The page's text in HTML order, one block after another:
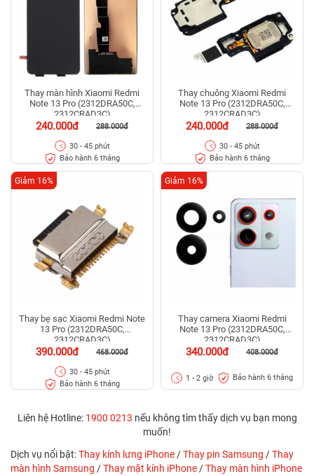
Thay màn hình Xiaomi Redmi
Note 13 Pro (2312DRA50C,
2312CRAD3C)
240.000đ 288.000đ
30 - 45 phút
Bảo hành 6 tháng
Thay chuông Xiaomi Redmi
Note 13 Pro (2312DRA50C,
2312CRAD3C)
240.000đ 288.000đ
30 - 45 phút
Bảo hành 6 tháng
Thay bẹ sạc Xiaomi Redmi Note
13 Pro (2312DRA50C,
2312CRAD3C)
390.000đ 468.000đ
Giảm 16%
30 - 45 phút
Bảo hành 6 tháng
Thay camera Xiaomi Redmi
Note 13 Pro (2312DRA50C,
2312CRAD3C)
340.000đ 408.000đ
Giảm 16%
1 - 2 giờ Bảo hành 6 tháng
Liên hệ Hotline: 1900 0213 nếu không tìm thấy dịch vụ bạn mong
muốn!
Dịch vụ nổi bật:Thay kính lưng iPhone /Thay pin Samsung /Thay
màn hình Samsung /Thay mặt kính iPhone /Thay màn hình iPhone